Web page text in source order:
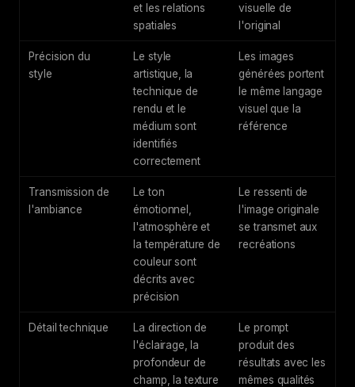
et les relations
spatiales
visuelle de
l'original
Précision du
style
Le style
artistique, la
technique de
rendu et le
médium sont
identifiés
correctement
Les images
générées portent
le même langage
visuel que la
référence
Transmission de
l'ambiance
Le ton
émotionnel,
l'atmosphère et
la température de
couleur sont
décrits avec
précision
Le ressenti de
l'image originale
se transmet aux
recréations
Détail technique
La direction de
l'éclairage, la
profondeur de
champ, la texture
Le prompt
produit des
résultats avec les
mêmes qualités